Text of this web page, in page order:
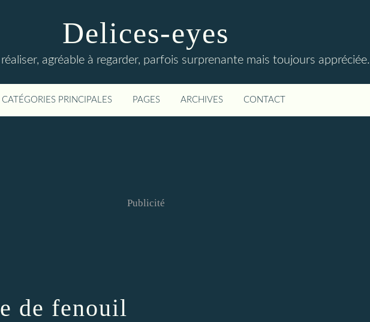
Delices-eyes
agréable à regarder, parfois surprenante mais toujours appréciée.
CATÉGORIES PRINCIPALES PAGES ARCHIVES CONTACT
Publicité
de fenouil